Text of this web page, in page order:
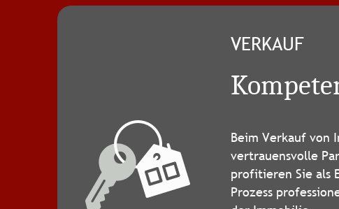
VERKAUF
Beim Verkauf von
vertrauensvolle
profitieren Sie als
Prozess